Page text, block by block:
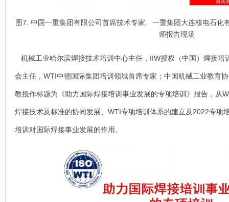
图7. 中国一重集团有限公司首席技术专家、一重集团大连核电石化
师报告现场
机械工业哈尔滨焊接技术培训中心主任，IIW授权（中国）焊接培
会主任，WTI中德国际集团培训领域首席专家；中国机械工业教育
教授作标题为《助力国际焊接培训事业发展的专项培训》报告，从
焊接技术及标准的协同发展、WTI专项培训体系的建立及2022专项
培训对国际焊接事业发展的作用。